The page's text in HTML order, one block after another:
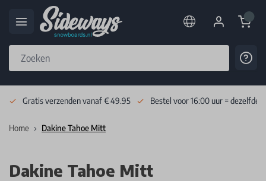
Cart
Gratis verzenden vanaf € 49.95 Bestel voor 16:00 uur = dezelfde
Home Dakine Tahoe Mitt
Dakine Tahoe Mitt